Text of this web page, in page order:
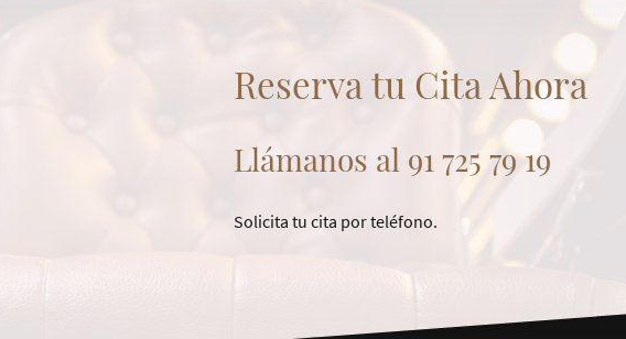
Reserva tu Cita Ahora
Llámanos al 91 725 79 19
Solicita tu cita por teléfono.